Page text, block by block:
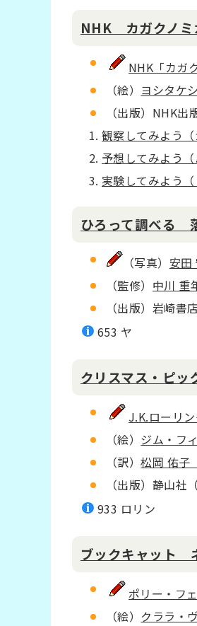
NHK カガクノミ
NHK「カガ
（絵） ヨシタケ
（出版）NHK出
観察してみよう（
予想してみよう（
実験してみよう（
ひろって調べる
（写真） 安田
（監修） 中川 重
（出版）岩崎書
653 ヤ
クリスマス・ピッ
J.K.ローリ
（絵） ジム・フ
（訳）松岡 佑子
（出版）静山社
933 ロリン
ブックキャット
ポリー・フ
（絵） クララ・